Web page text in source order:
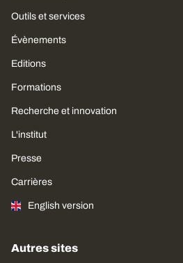
Outils et services
Évènements
Editions
Formations
Recherche et innovation
L'institut
Presse
Carrières
English version
Autres sites